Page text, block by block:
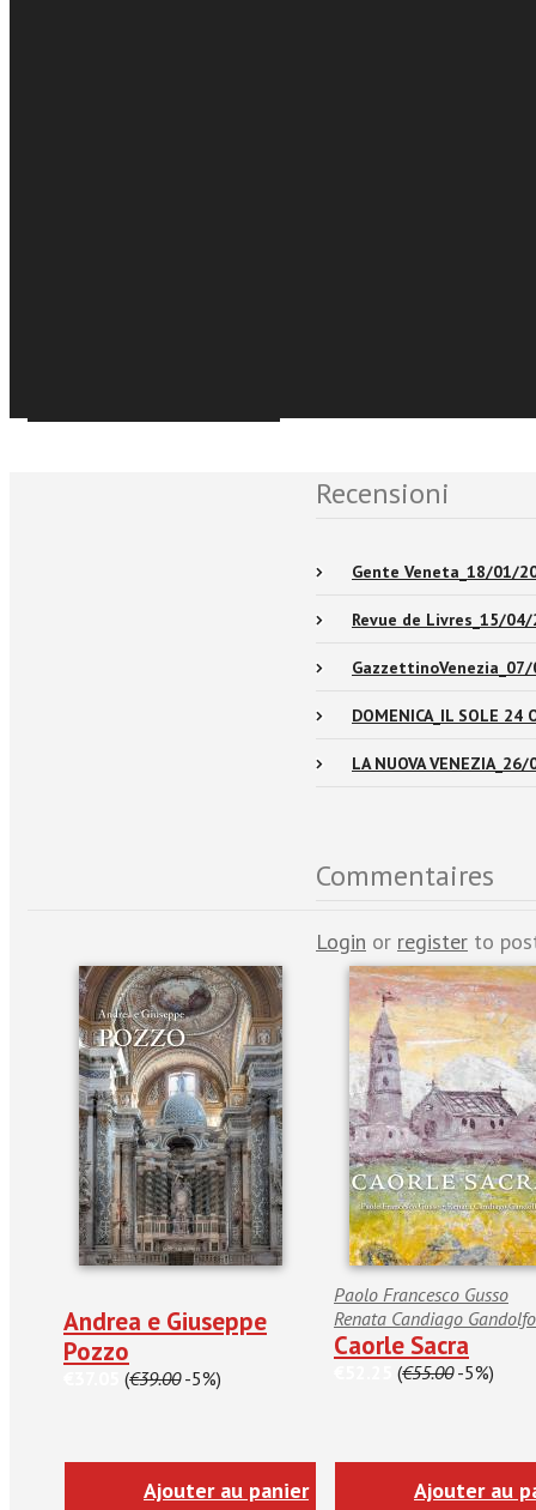
Recensioni
Gente Veneta_18/01/
Revue de Livres_15/
DOMENICA_IL SOLE 24
LA NUOVA
Commentaires
Login or register to
Andrea e Giuseppe
Pozzo
(€39.00-5%)
Ajouter au panier
Paolo Francesco Gusso
Renata Candiago Gandolfo
Caorle Sacra
(€55.00-5%)
Ajouter au